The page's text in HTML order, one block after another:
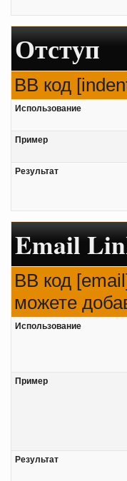
Отступ
BB код
Использование
Пример
Результат
Email
BB код
можете
Использование
Пример
Результат